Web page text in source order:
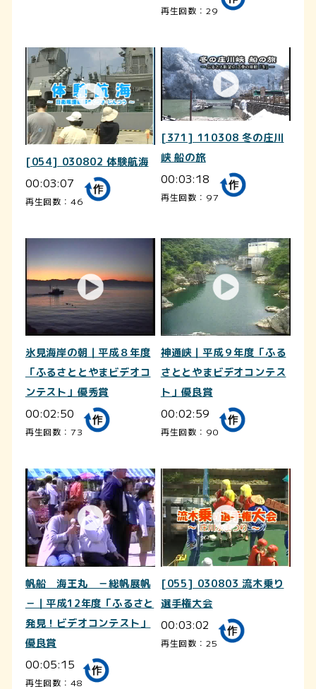
再生回数：29
[054] 030802 体験航海
00:03:07
再生回数：46
[371] 110308 冬の庄川
峡 船の旅
00:03:18
再生回数：97
氷見海岸の朝｜平成８年度
「ふるさととやまビデオコ
ンテスト」優秀賞
00:02:50
再生回数：73
神通峡｜平成９年度「ふる
さととやまビデオコンテス
ト」優良賞
00:02:59
再生回数：90
帆船 海王丸 －総帆展帆
－｜平成12年度「ふるさと
発見！ビデオコンテスト」
優良賞
00:05:15
再生回数：48
[055] 030803 流木乗り
選手権大会
00:03:02
再生回数：25